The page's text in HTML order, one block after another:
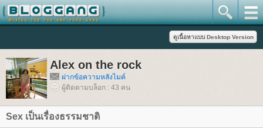
Alex on the rock
ฝากข้อความหลังไมค์
ผู้ติดตามบล็อก : 43 คน
Sex เป็นเรื่องธรรมชาติ